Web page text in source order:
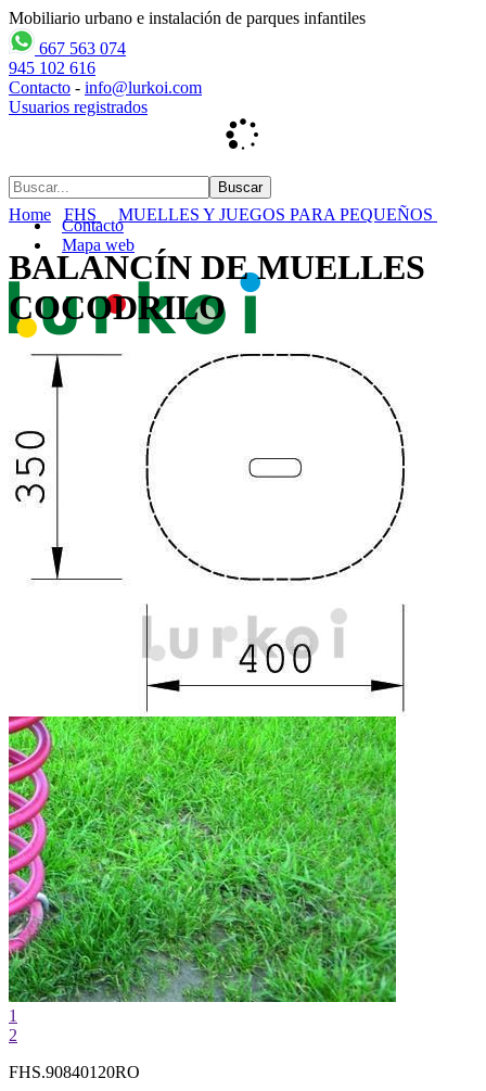
Mobiliario urbano e instalación de parques infantiles
667 563 074
945 102 616
Contacto - info@lurkoi.com
Usuarios registrados
Contacto
Mapa web
Home FHS MUELLES Y JUEGOS PARA PEQUEÑOS
BALANCÍN DE MUELLES
COCODRILO
1
2
FHS.90840120RO